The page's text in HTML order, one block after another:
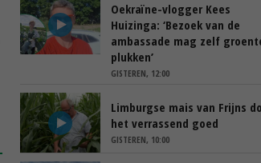
Oekraïne-vlogger Kees
Huizinga: ‘Bezoek van de
ambassade mag zelf
plukken’
GISTEREN, 12:00
Limburgse mais van Frijns
het verrassend goed
GISTEREN, 10:00